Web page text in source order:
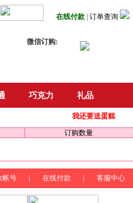
在线付款 订单查询
微信订购:
巧克力 礼品
我还要送蛋糕
订购数量
帐号 在线付款 客服中心